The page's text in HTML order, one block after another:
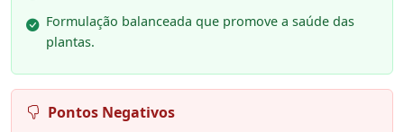
Formulação balanceada que promove a saúde das
plantas.
Pontos Negativos